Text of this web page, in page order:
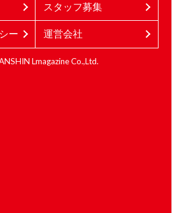
スタッフ募集
ー 運営会社
Lmagazine Co.,Ltd.